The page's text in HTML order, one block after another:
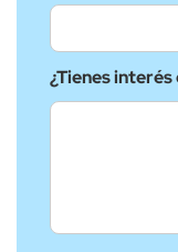
¿Tienes